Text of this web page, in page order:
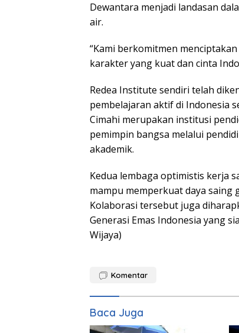
Dewantara menjadi landasan
air.
“Kami berkomitmen
karakter yang kuat dan cinta
Redea Institute sendiri telah
pembelajaran aktif di Indonesia
Cimahi merupakan institusi
pemimpin bangsa melalui
akademik.
Kedua lembaga optimistis kerja
mampu memperkuat daya saing
Kolaborasi tersebut juga
Generasi Emas Indonesia yang
Wijaya)
Komentar
Baca Juga